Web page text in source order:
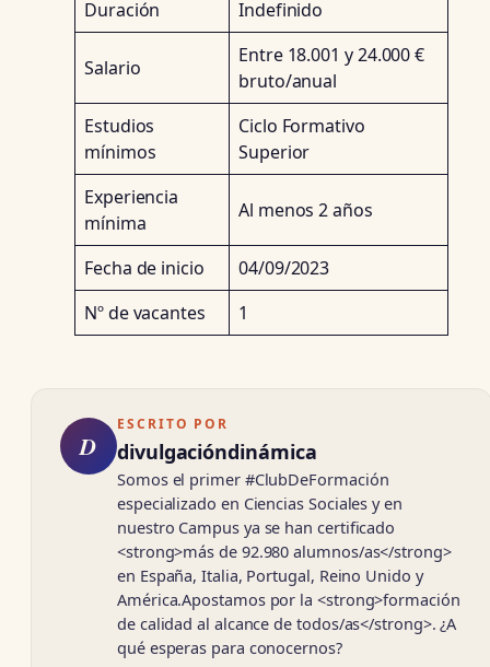
Duración Indefinido
Salario
Entre 18.001 y 24.000 €
bruto/anual
Estudios
mínimos
Ciclo Formativo
Superior
Experiencia
mínima
Al menos 2 años
Fecha de inicio
04/09/2023
Nº de vacantes
1
D
ESCRITO POR
divulgacióndinámica
Somos el primer #ClubDeFormación
especializado en Ciencias Sociales y en
nuestro Campus ya se han certificado
<strong>más de 92.980 alumnos/as</strong>
en España, Italia, Portugal, Reino Unido y
América.Apostamos por la <strong>formación
de calidad al alcance de todos/as</strong>. ¿A
qué esperas para conocernos?